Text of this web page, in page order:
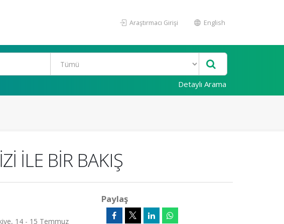
Araştırmacı Girişi English
Detaylı Arama
İLE BİR BAKIŞ
14 - 15 Temmuz
Paylaş